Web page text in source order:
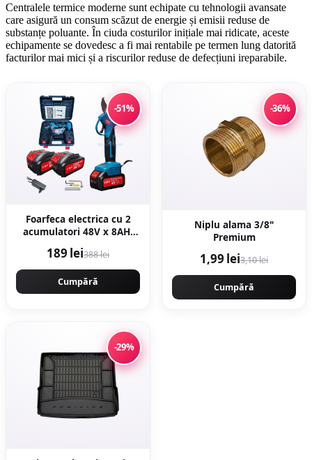
Centralele termice moderne sunt echipate cu tehnologii avansate
care asigură un consum scăzut de energie și emisii reduse de
substanțe poluante. În ciuda costurilor inițiale mai ridicate, aceste
echipamente se dovedesc a fi mai rentabile pe termen lung datorită
facturilor mai mici și a riscurilor reduse de defecțiuni ireparabile.
-51%
Foarfeca electrica cu 2
acumulatori 48V x 8AH,
taiere 27mm, Valiza,
profesional e-XPERT
ORIGINAL Protools
CMP1612
189 lei388 lei
Cumpără
-36%
Niplu alama 3/8"
Premium
1,99 lei3,10 lei
Cumpără
-29%